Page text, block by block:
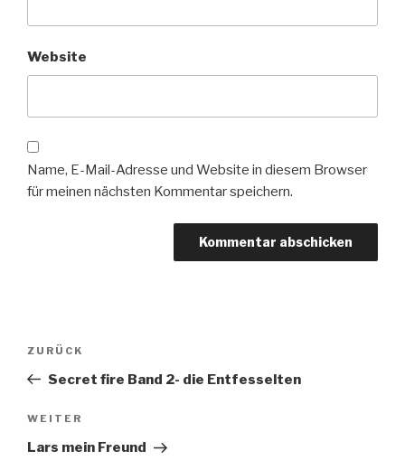
Website
Name, E-Mail-Adresse und Website in diesem Browser
für meinen nächsten Kommentar speichern.
Beitragsnavigation
Vorheriger
Beitrag
ZURÜCK
Secret fire Band 2- die Entfesselten
Nächster
Beitrag
WEITER
Lars mein Freund